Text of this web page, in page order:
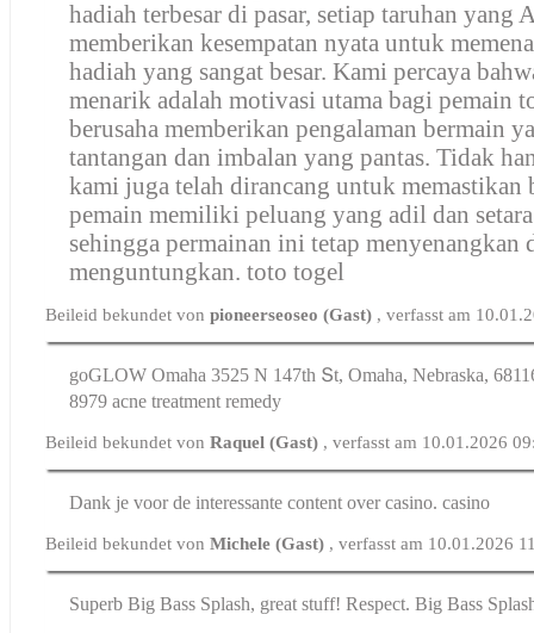
hadiah terbesar di pasar, setiap taruhan yang
memberikan kesempatan nyata untuk
hadiah yang sangat besar. Kami percaya
menarik adalah motivasi utama bagi pemain
berusaha memberikan pengalaman bermain
tantangan dan imbalan yang pantas. Tidak
kami juga telah dirancang untuk memastikan
pemain memiliki peluang yang adil dan
sehingga permainan ini tetap menyenangkan
menguntungkan.toto togel
Beileid bekundet vonpioneerseoseo (Gast) , verfasst am
goGLOW Omaha 3525 N 147tһ Տt, Omaha, Nebraska,
8979 acne treatment remedy
Beileid bekundet vonRaquel (Gast) , verfasst am 10.01.2026
Dank je voor de interessante content over casino. casino
Beileid bekundet vonMichele (Gast) , verfasst am 10.01.2026
Superb Big Bass Splash, great stuff! Respect. Big Bass